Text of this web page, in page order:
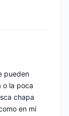
pueden
o la poca
chapa
en mi